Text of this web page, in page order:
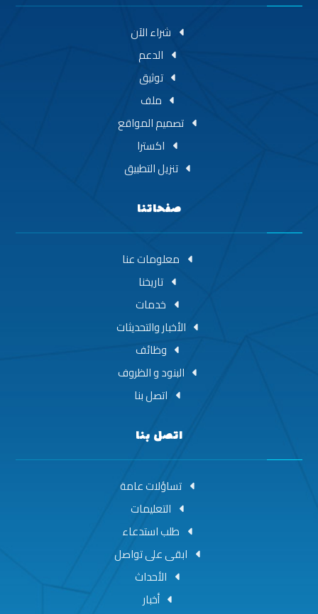
شراء الآن
الدعم
توثيق
ملف
تصميم المواقع
اکسترا
تنزيل التطبيق
صفحاتنا
معلومات عنا
تاريخنا
خدمات
الأخبار والتحديثات
وظائف
البنود و الظروف
اتصل بنا
اتصل بنا
تساؤلات عامة
التعليمات
طلب استدعاء
ابقى على تواصل
الأحداث
أخبار